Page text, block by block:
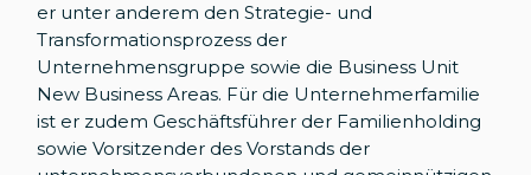
er unter anderem den Strategie- und
Transformationsprozess der
Unternehmensgruppe sowie die Business Unit
New Business Areas. Für die Unternehmerfamilie
ist er zudem Geschäftsführer der Familienholding
sowie Vorsitzender des Vorstands der